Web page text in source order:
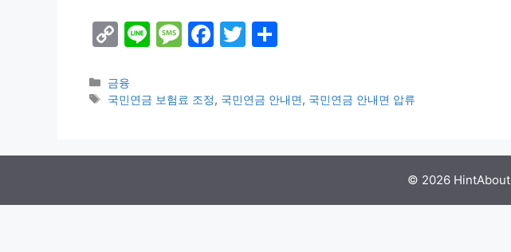
C
p
y
n
Li M
s
g
F
e
o
k
T
er e
Categories
금융
Tags
국민연금 보험료 조정, 국민연금 안내면, 국민연금 안내면 압류
© 2026 HintAbout